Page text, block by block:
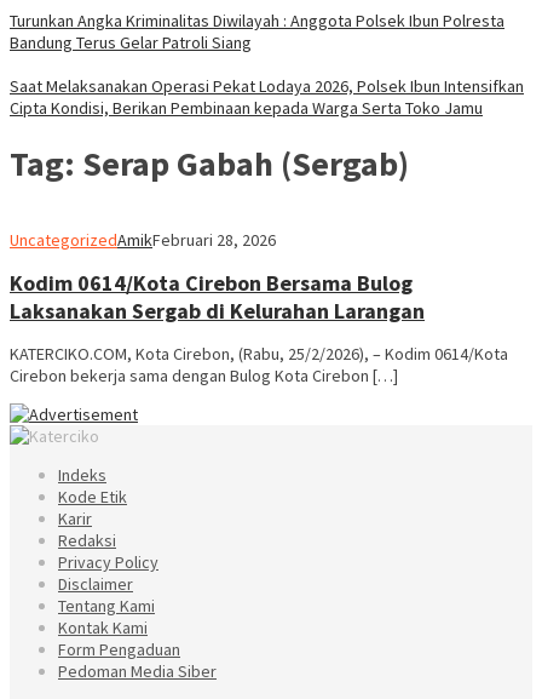
Turunkan Angka Kriminalitas Diwilayah : Anggota Polsek Ibun Polresta
Bandung Terus Gelar Patroli Siang
Saat Melaksanakan Operasi Pekat Lodaya 2026, Polsek Ibun Intensifkan
Cipta Kondisi, Berikan Pembinaan kepada Warga Serta Toko Jamu
Tag: Serap Gabah (Sergab)
UncategorizedAmikFebruari 28, 2026
Kodim 0614/Kota Cirebon Bersama Bulog
Laksanakan Sergab di Kelurahan Larangan
KATERCIKO.COM, Kota Cirebon, (Rabu, 25/2/2026), – Kodim 0614/Kota
Cirebon bekerja sama dengan Bulog Kota Cirebon […]
Indeks
Kode Etik
Karir
Redaksi
Privacy Policy
Disclaimer
Tentang Kami
Kontak Kami
Form Pengaduan
Pedoman Media Siber